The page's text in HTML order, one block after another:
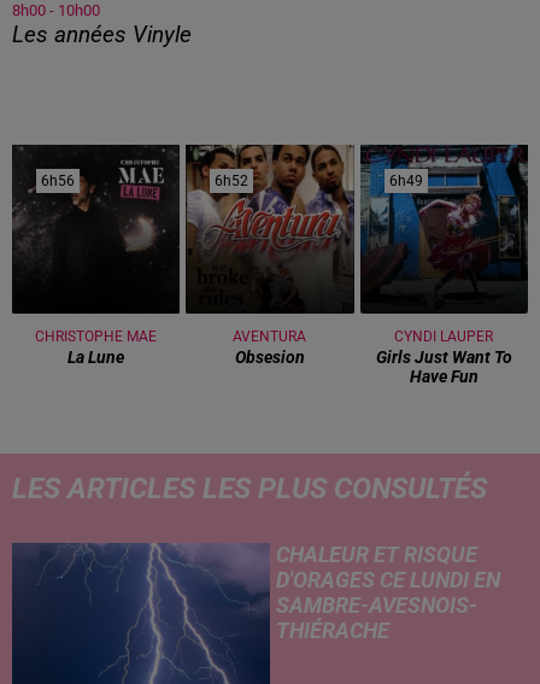
8h00 - 10h00
Les années Vinyle
6h56
6h56
CHRISTOPHE MAE
La Lune
6h52
6h52
AVENTURA
Obsesion
6h49
6h49
CYNDI LAUPER
Girls Just Want To
Have Fun
LES ARTICLES LES PLUS CONSULTÉS
CHALEUR ET RISQUE
D'ORAGES CE LUNDI EN
SAMBRE-AVESNOIS-
THIÉRACHE